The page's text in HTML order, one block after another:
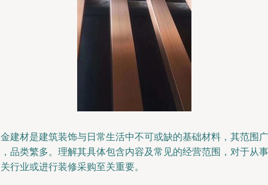
建材是建筑装饰与日常生活中不可或缺的基础材料，其范围广
品类繁多。理解其具体包含内容及常见的经营范围，对于从事
行业或进行装修采购至关重要。